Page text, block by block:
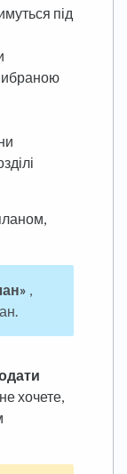
під
,
хочете,